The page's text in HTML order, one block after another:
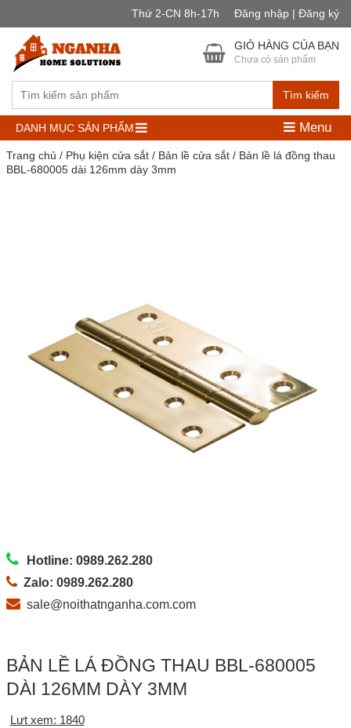
Thứ 2-CN 8h-17h Đăng nhập | Đăng ký
Tìm kiếm
GIỎ HÀNG CỦA BẠN
Chưa có sản phẩm
DANH MỤC SẢN PHẨM Menu
Trang chủ / Phụ kiện cửa sắt/ Bản lề cửa sắt/ Bản lề lá đồng thau
BBL-680005 dài 126mm dày 3mm
Hotline: 0989.262.280
Zalo: 0989.262.280
sale@noithatnganha.com.com
BẢN LỀ LÁ ĐỒNG THAU BBL-680005
DÀI 126MM DÀY 3MM
Lưt xem: 1840